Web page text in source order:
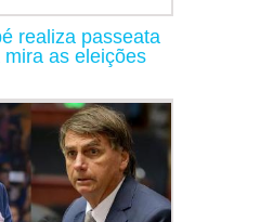
realiza passeata
as eleições